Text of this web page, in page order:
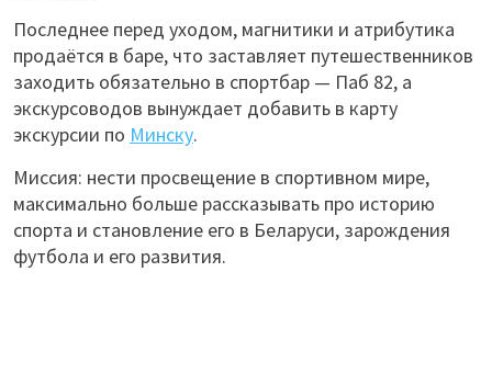
Последнее перед уходом, магнитики и атрибутика
продаётся в баре, что заставляет путешественников
заходить обязательно в спортбар — Паб 82, а
экскурсоводов вынуждает добавить в карту
экскурсии по Минску.
Миссия: нести просвещение в спортивном мире,
максимально больше рассказывать про историю
спорта и становление его в Беларуси, зарождения
футбола и его развития.